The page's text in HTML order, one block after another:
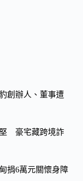
創辦人、董事遭
堅 豪宅藏跨境詐
捐6萬元關懷身障